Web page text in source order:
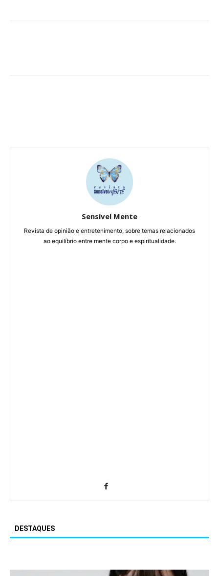
Sensível Mente
Revista de opinião e entretenimento, sobre temas relacionados
ao equilíbrio entre mente corpo e espiritualidade.
DESTAQUES